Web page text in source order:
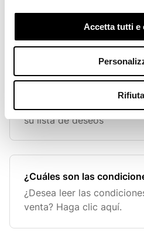
Accetta tutti e
Rifiuta
¿Qué es la Wishlist?
The Wishlist es un lugar
tus artículos favoritos de
más tarde. Añadir un
deseos haciendo clic en el
producto, junto al artículo
su lista de deseos
¿Cuáles son las
¿Desea leer las
venta? Haga clic aquí.